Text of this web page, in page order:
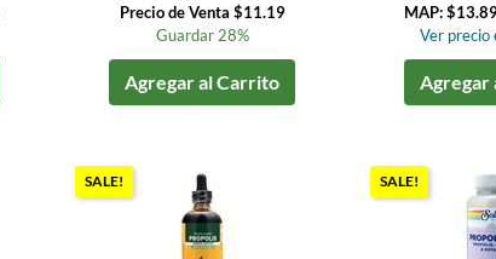
Precio de Venta $11.19
Guardar 28%
Agregar al Carrito
MAP:
Ver precio
Agregar
SALE! SALE!